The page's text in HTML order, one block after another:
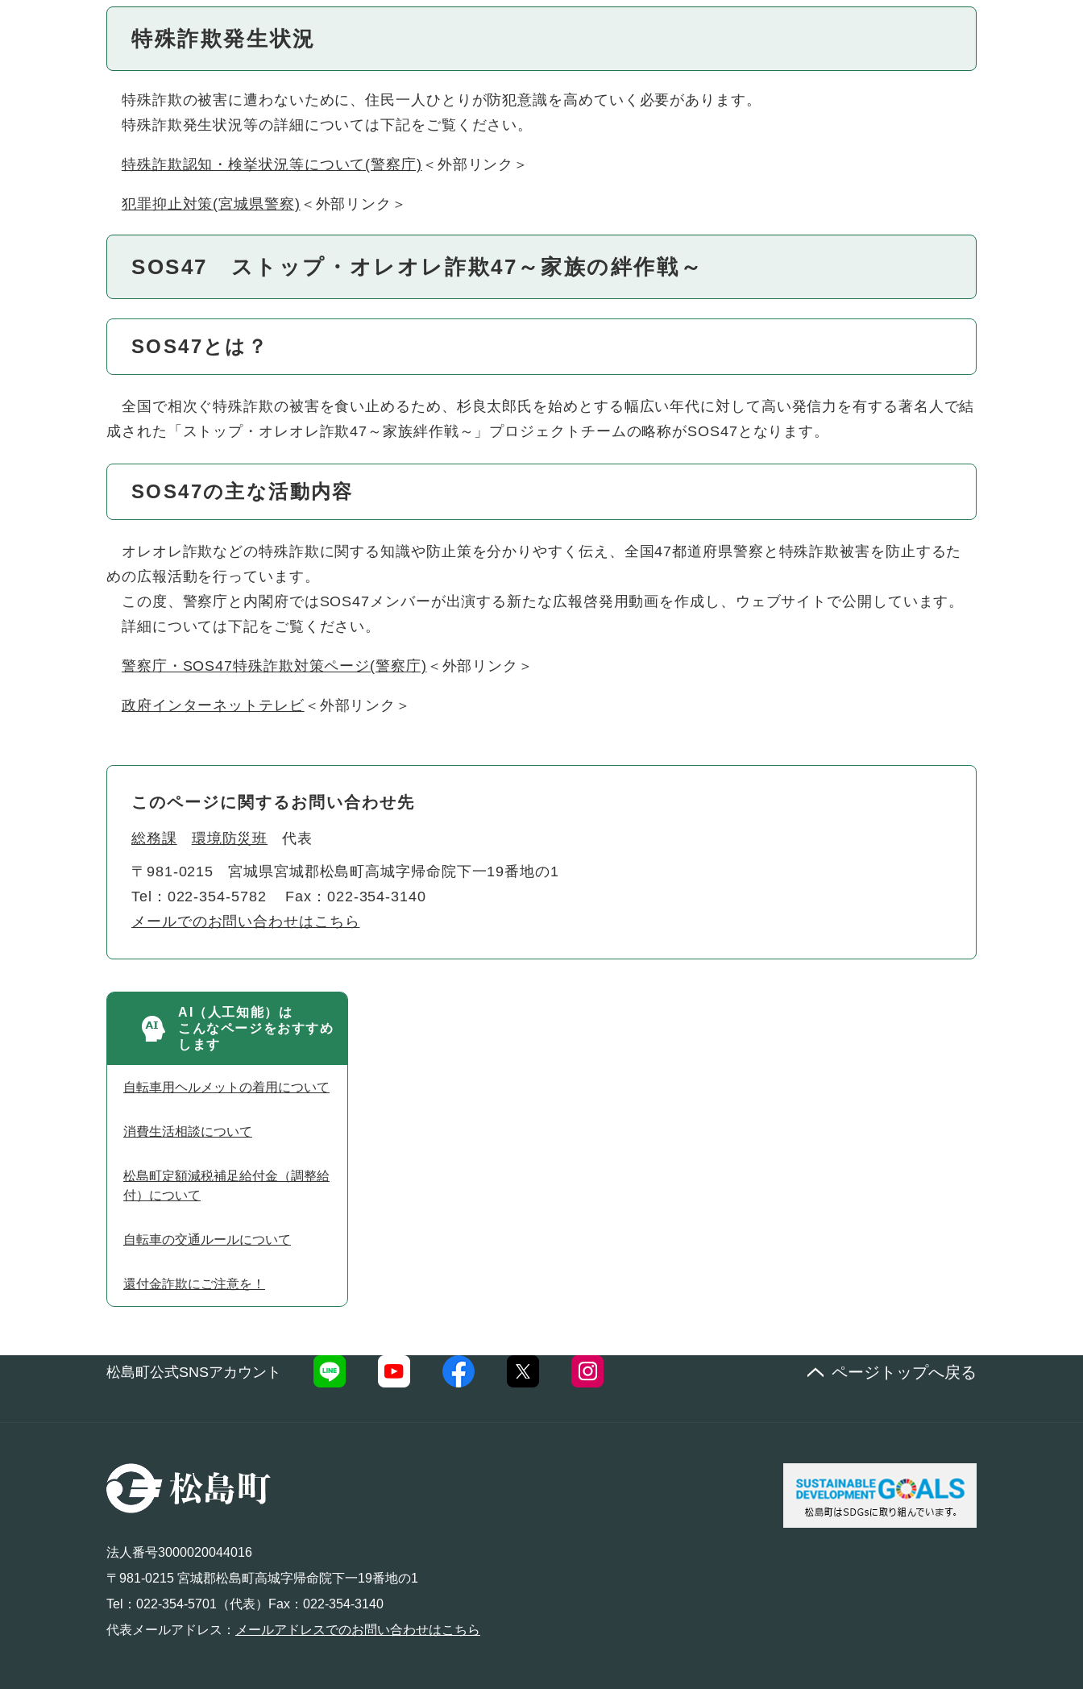
特殊詐欺発生状況
特殊詐欺の被害に遭わないために、住民一人ひとりが防犯意識を高めていく必要があります。
特殊詐欺発生状況等の詳細については下記をご覧ください。
特殊詐欺認知・検挙状況等について(警察庁) ＜外部リンク＞
犯罪抑止対策(宮城県警察) ＜外部リンク＞
SOS47 ストップ・オレオレ詐欺47～家族の絆作戦～
SOS47とは？
全国で相次ぐ特殊詐欺の被害を食い止めるため、杉良太郎氏を始めとする幅広い年代に対して高い発信力を有する著名人で結
成された「ストップ・オレオレ詐欺47～家族絆作戦～」プロジェクトチームの略称がSOS47となります。
SOS47の主な活動内容
オレオレ詐欺などの特殊詐欺に関する知識や防止策を分かりやすく伝え、全国47都道府県警察と特殊詐欺被害を防止するた
めの広報活動を行っています。
この度、警察庁と内閣府ではSOS47メンバーが出演する新たな広報啓発用動画を作成し、ウェブサイトで公開しています。
詳細については下記をご覧ください。
警察庁・SOS47特殊詐欺対策ページ(警察庁) ＜外部リンク＞
政府インターネットテレビ ＜外部リンク＞
このページに関するお問い合わせ先
総務課 環境防災班 代表
〒981-0215
宮城県宮城郡松島町高城字帰命院下一19番地の1
Tel：022-354-5782
Fax：022-354-3140
メールでのお問い合わせはこちら
AI（人工知能）は
こんなページをおすすめ
します
自転車用ヘルメットの着用について
消費生活相談について
松島町定額減税補足給付金（調整給
付）について
自転車の交通ルールについて
還付金詐欺にご注意を！
松島町公式SNSアカウント ページトップへ戻る
法人番号3000020044016
〒981-0215 宮城郡松島町高城字帰命院下一19番地の1
Tel：022-354-5701（代表）Fax：022-354-3140
代表メールアドレス：
メールアドレスでのお問い合わせはこちら